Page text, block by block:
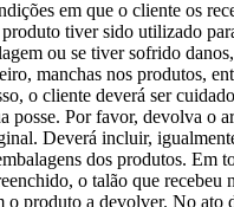
em que o cliente os
tiver sido utilizado
ou se tiver sofrido
manchas nos produtos,
o cliente deverá ser
posse. Por favor, devolva o
Deverá incluir,
dos produtos. Em
o talão que recebeu
o produto a devolver. No ato